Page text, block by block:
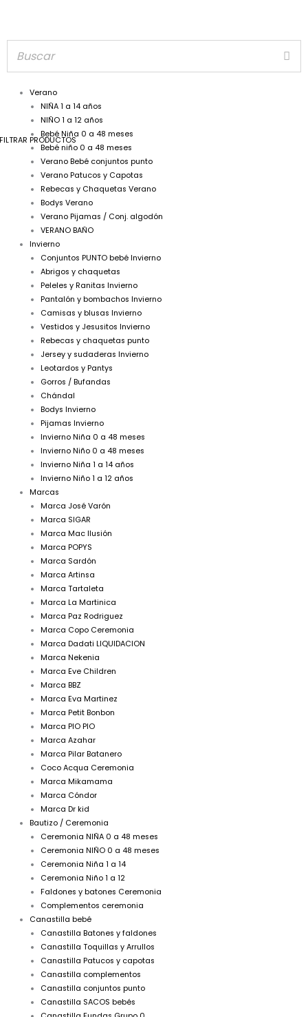
Verano
NIÑA 1 a 14 años
NIÑO 1 a 12 años
Bebé Niña 0 a 48 meses
Bebé niño 0 a 48 meses
Verano Bebé conjuntos punto
Verano Patucos y Capotas
Rebecas y Chaquetas Verano
Bodys Verano
Verano Pijamas / Conj. algodón
VERANO BAÑO
Invierno
Conjuntos PUNTO bebé Invierno
Abrigos y chaquetas
Peleles y Ranitas Invierno
Pantalón y bombachos Invierno
Camisas y blusas Invierno
Vestidos y Jesusitos Invierno
Rebecas y chaquetas punto
Jersey y sudaderas Invierno
Leotardos y Pantys
Gorros / Bufandas
Chándal
Bodys Invierno
Pijamas Invierno
Invierno Niña 0 a 48 meses
Invierno Niño 0 a 48 meses
Invierno Niña 1 a 14 años
Invierno Niño 1 a 12 años
Marcas
Marca José Varón
Marca SIGAR
Marca Mac Ilusión
Marca POPYS
Marca Sardón
Marca Artinsa
Marca Tartaleta
Marca La Martinica
Marca Paz Rodriguez
Marca Copo Ceremonia
Marca Dadati LIQUIDACION
Marca Nekenia
Marca Eve Children
Marca BBZ
Marca Eva Martinez
Marca Petit Bonbon
Marca PIO PIO
Marca Azahar
Marca Pilar Batanero
Coco Acqua Ceremonia
Marca Mikamama
Marca Cóndor
Marca Dr kid
Bautizo / Ceremonia
Ceremonia NIÑA 0 a 48 meses
Ceremonia NIÑO 0 a 48 meses
Ceremonia Niña 1 a 14
Ceremonia Niño 1 a 12
Faldones y batones Ceremonia
Complementos ceremonia
Canastilla bebé
Canastilla Batones y faldones
Canastilla Toquillas y Arrullos
Canastilla Patucos y capotas
Canastilla complementos
Canastilla conjuntos punto
Canastilla SACOS bebés
FILTRAR PRODUCTOS